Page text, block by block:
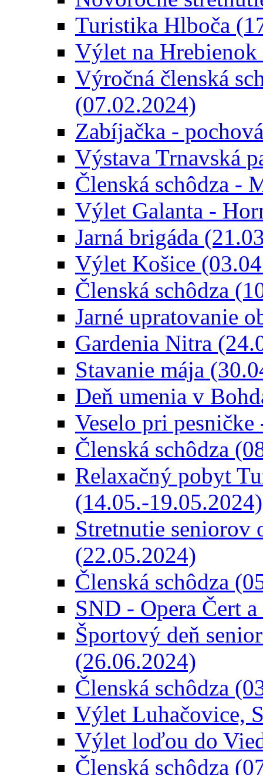
Turistika Hlboča
Výlet na
Výročná členská
(07.02.2024)
Zabíjačka -
Výstava Trnavská
Členská schôdza -
Výlet Galanta -
Jarná brigáda
Výlet Košice
Členská schôdza
Jarné upratovanie
Gardenia Nitra
Stavanie mája
Deň umenia v
Veselo pri
Členská schôdza
Relaxačný pobyt
(14.05.-19.05.2024)
Stretnutie seniorov
(22.05.2024)
Členská schôdza
SND - Opera Čert
Športový deň
(26.06.2024)
Členská schôdza
Výlet Luhačovice,
Výlet loďou do
Členská schôdza